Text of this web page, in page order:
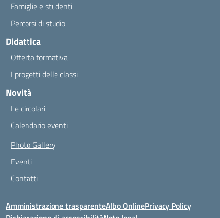
Famiglie e studenti
Percorsi di studio
Didattica
Offerta formativa
I progetti delle classi
Novità
Le circolari
Calendario eventi
Photo Gallery
Eventi
Contatti
Amministrazione trasparenteAlbo OnlinePrivacy Policy